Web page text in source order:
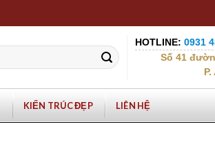
HOTLINE: 0931
Số 41
KIẾN TRÚC ĐẸP LIÊN HỆ